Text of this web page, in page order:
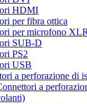
HDMI
per fibra ottica
per microfono XLR
SUB-D
PS2
USB
a perforazione di
a